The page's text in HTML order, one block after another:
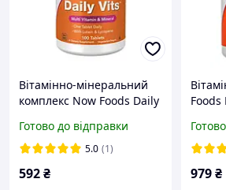
Вітамінно-мінеральний
комплекс Now Foods Daily
Готово до відправки
5.0 (1)
592₴ 979₴